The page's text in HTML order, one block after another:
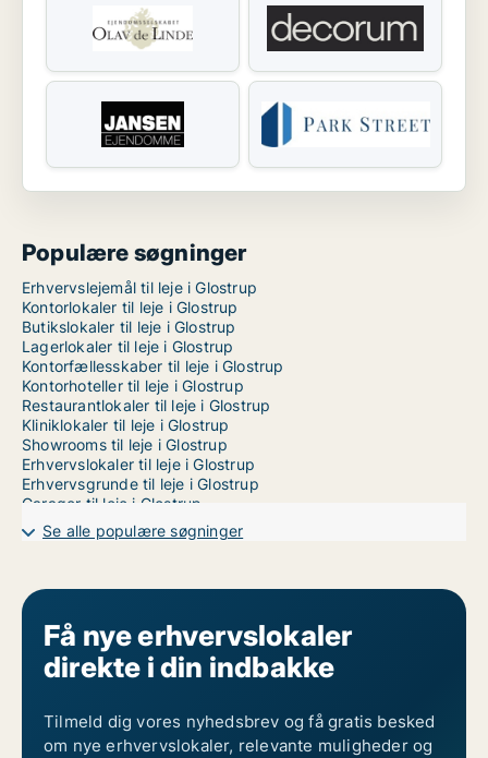
Populære søgninger
Erhvervslejemål til leje i Glostrup
Kontorlokaler til leje i Glostrup
Butikslokaler til leje i Glostrup
Lagerlokaler til leje i Glostrup
Kontorfællesskaber til leje i Glostrup
Kontorhoteller til leje i Glostrup
Restaurantlokaler til leje i Glostrup
Kliniklokaler til leje i Glostrup
Showrooms til leje i Glostrup
Erhvervslokaler til leje i Glostrup
Erhvervsgrunde til leje i Glostrup
Garager til leje i Glostrup
Værkstedslokaler til leje i København
Se alle populære søgninger
Få nye erhvervslokaler
direkte i din indbakke
Tilmeld dig vores nyhedsbrev og få gratis besked
om nye erhvervslokaler, relevante muligheder og